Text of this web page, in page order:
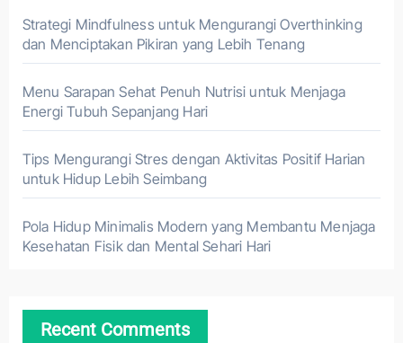
Strategi Mindfulness untuk Mengurangi Overthinking
dan Menciptakan Pikiran yang Lebih Tenang
Menu Sarapan Sehat Penuh Nutrisi untuk Menjaga
Energi Tubuh Sepanjang Hari
Tips Mengurangi Stres dengan Aktivitas Positif Harian
untuk Hidup Lebih Seimbang
Pola Hidup Minimalis Modern yang Membantu Menjaga
Kesehatan Fisik dan Mental Sehari Hari
Recent Comments